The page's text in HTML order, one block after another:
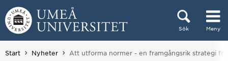
Hoppa direkt till innehållet
Sök Meny
Huvudmenyn dold.
Start Nyheter Du är här:
Att utforma normer - en framgångsrik strategi